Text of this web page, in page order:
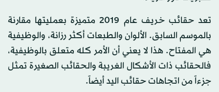
تعد حقائب خريف عام 2019 متميزة بعمليتها مقارنة
بالموسم السابق. الألوان والطبعات أكثر رزانة، والوظيفية
هي المفتاح. هذا لا يعني أن الأمر كله متعلق بالوظيفية،
فالحقائب ذات الأشكال الغريبة والحقائب الصغيرة تمثل
جزءاً من اتجاهات حقائب اليد أيضاً.